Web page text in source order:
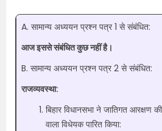
A. सामान्य अध्ययन प्रश्न पत्र 1 से संबंधित:
आज इससे संबंधित कुछ नहीं है।
B. सामान्य अध्ययन प्रश्न पत्र 2 से संबंधित:
राजव्यवस्था:
बिहार विधानसभा ने जातिगत आरक्षण
वाला विधेयक पारित किया: